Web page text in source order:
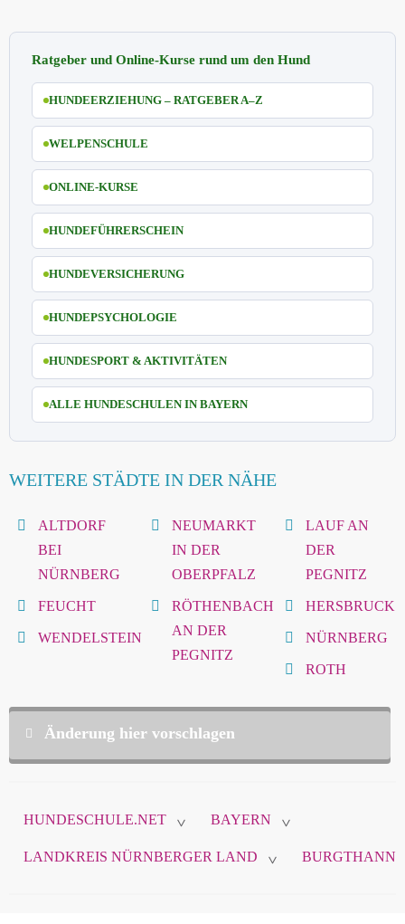
Ratgeber und Online-Kurse rund um den Hund
HUNDEERZIEHUNG – RATGEBER A–Z
WELPENSCHULE
ONLINE-KURSE
HUNDEFÜHRERSCHEIN
HUNDEVERSICHERUNG
HUNDEPSYCHOLOGIE
HUNDESPORT & AKTIVITÄTEN
ALLE HUNDESCHULEN IN BAYERN
WEITERE STÄDTE IN DER NÄHE
ALTDORF
BEI
NÜRNBERG
FEUCHT
WENDELSTEIN
NEUMARKT
IN DER
OBERPFALZ
RÖTHENBACH
AN DER
PEGNITZ
LAUF AN
DER
PEGNITZ
HERSBRUCK
NÜRNBERG
ROTH
Änderung hier vorschlagen
hundeschule.net verwendet.
HUNDESCHULE.NET > BAYERN >
LANDKREIS NÜRNBERGER LAND > BURGTHANN